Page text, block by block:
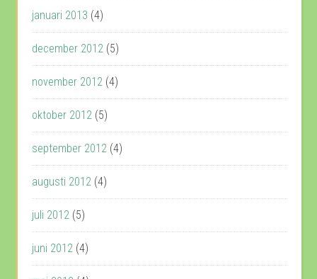
januari 2013 (4)
december 2012 (5)
november 2012 (4)
oktober 2012 (5)
september 2012 (4)
augusti 2012 (4)
juli 2012 (5)
juni 2012 (4)